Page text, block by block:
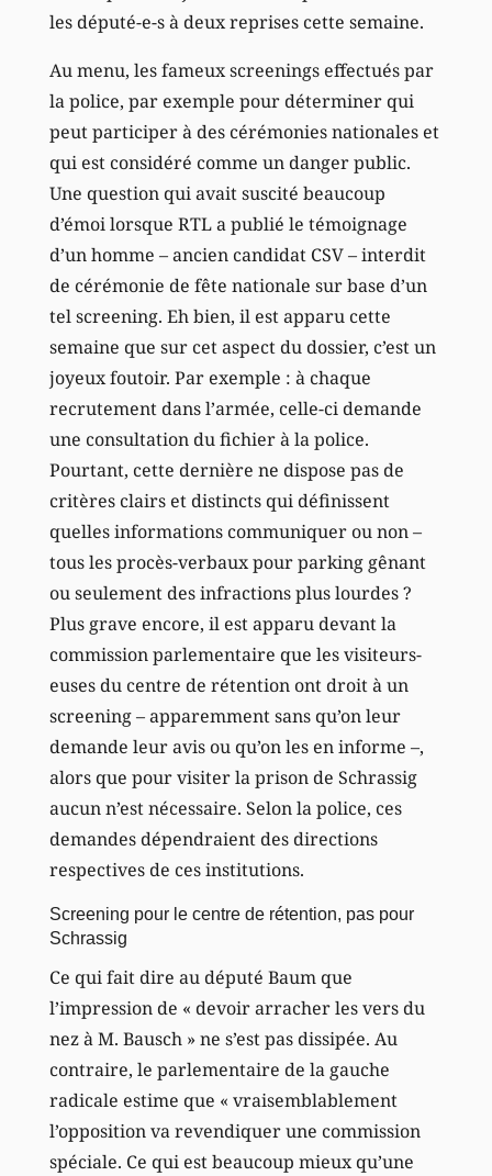
les député-e-s à deux reprises cette semaine.
Au menu, les fameux screenings effectués par
la police, par exemple pour déterminer qui
peut participer à des cérémonies nationales et
qui est considéré comme un danger public.
Une question qui avait suscité beaucoup
d’émoi lorsque RTL a publié le témoignage
d’un homme – ancien candidat CSV – interdit
de cérémonie de fête nationale sur base d’un
tel screening. Eh bien, il est apparu cette
semaine que sur cet aspect du dossier, c’est un
joyeux foutoir. Par exemple : à chaque
recrutement dans l’armée, celle-ci demande
une consultation du fichier à la police.
Pourtant, cette dernière ne dispose pas de
critères clairs et distincts qui définissent
quelles informations communiquer ou non –
tous les procès-verbaux pour parking gênant
ou seulement des infractions plus lourdes ?
Plus grave encore, il est apparu devant la
commission parlementaire que les visiteurs-
euses du centre de rétention ont droit à un
screening – apparemment sans qu’on leur
demande leur avis ou qu’on les en informe –,
alors que pour visiter la prison de Schrassig
aucun n’est nécessaire. Selon la police, ces
demandes dépendraient des directions
respectives de ces institutions.
Screening pour le centre de rétention, pas pour
Schrassig
Ce qui fait dire au député Baum que
l’impression de « devoir arracher les vers du
nez à M. Bausch » ne s’est pas dissipée. Au
contraire, le parlementaire de la gauche
radicale estime que « vraisemblablement
l’opposition va revendiquer une commission
spéciale. Ce qui est beaucoup mieux qu’une